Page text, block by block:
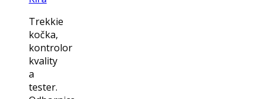
Trekkie
kočka,
kontrolor
kvality
a
tester.